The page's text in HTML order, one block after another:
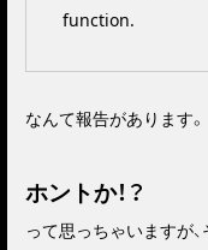
function.
なんて報告があります。
ホントか！？
って思っちゃいますが